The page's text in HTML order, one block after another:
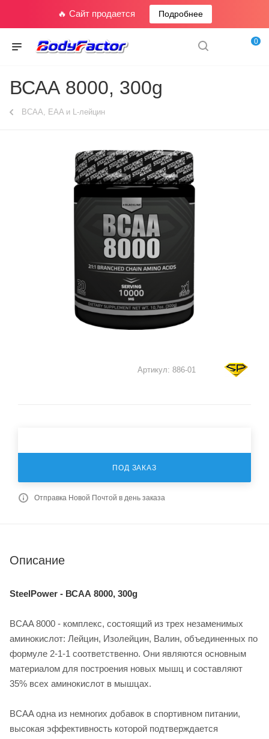
🔥 Сайт продается Подробнее
0
ВСАА 8000, 300g
BCAA, EAA и L-лейцин
Артикул: 886-01
ПОД ЗАКАЗ
Отправка Новой Почтой в день заказа
Описание
SteelPower - ВСАА 8000, 300g
BCAA 8000 - комплекс, состоящий из трех незаменимых
аминокислот: Лейцин, Изолейцин, Валин, объединенных по
формуле 2-1-1 соответственно. Они являются основным
материалом для построения новых мышц и составляют
35% всех аминокислот в мышцах.
BCAA одна из немногих добавок в спортивном питании,
высокая эффективность которой подтверждается